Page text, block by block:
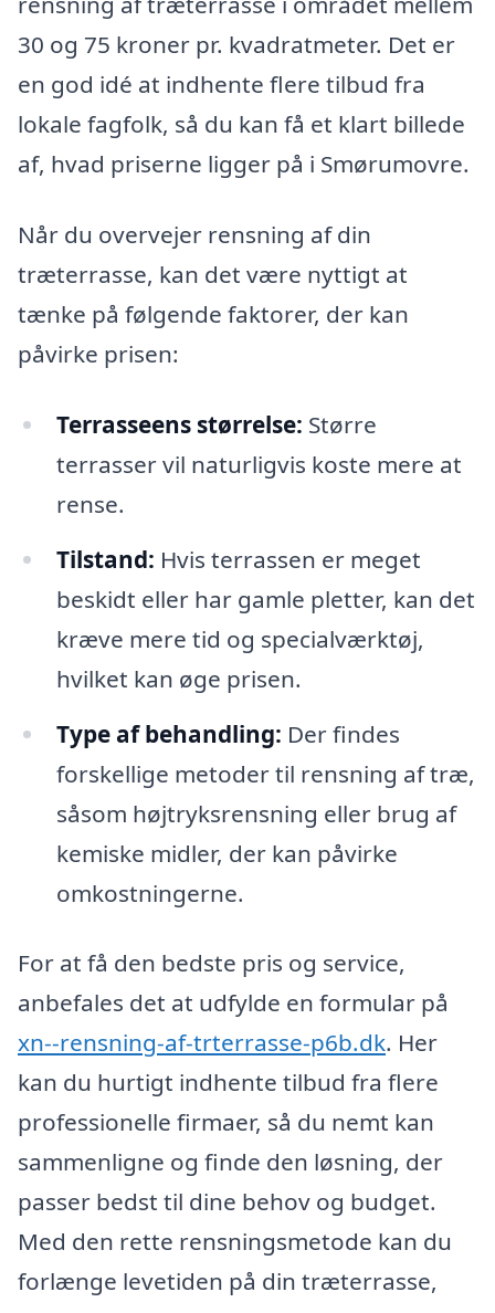
30 og 75 kroner pr. kvadratmeter. Det er
en god idé at indhente flere tilbud fra
lokale fagfolk, så du kan få et klart billede
af, hvad priserne ligger på i Smørumovre.
Når du overvejer rensning af din
træterrasse, kan det være nyttigt at
tænke på følgende faktorer, der kan
påvirke prisen:
Terrasseens størrelse: Større
terrasser vil naturligvis koste mere at
rense.
Tilstand: Hvis terrassen er meget
beskidt eller har gamle pletter, kan det
kræve mere tid og specialværktøj,
hvilket kan øge prisen.
Type af behandling: Der findes
forskellige metoder til rensning af træ,
såsom højtryksrensning eller brug af
kemiske midler, der kan påvirke
omkostningerne.
For at få den bedste pris og service,
anbefales det at udfylde en formular på
xn--rensning-af-trterrasse-p6b.dk. Her
kan du hurtigt indhente tilbud fra flere
professionelle firmaer, så du nemt kan
sammenligne og finde den løsning, der
passer bedst til dine behov og budget.
Med den rette rensningsmetode kan du
forlænge levetiden på din træterrasse,